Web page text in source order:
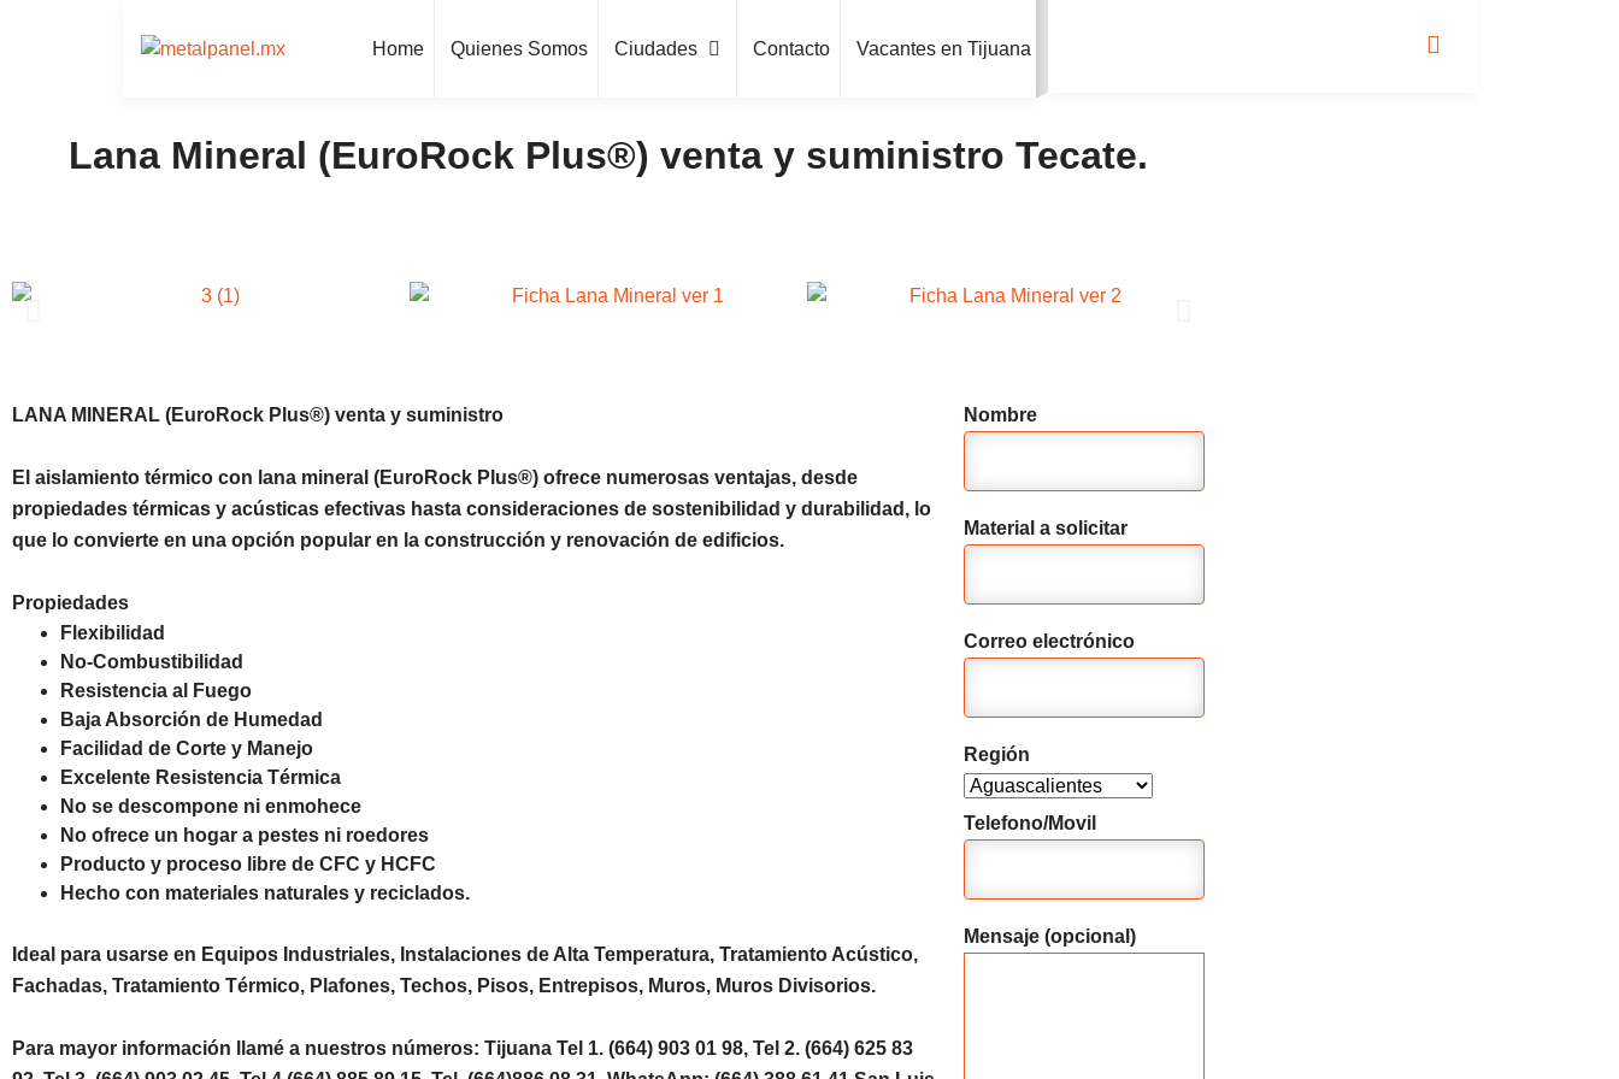
Home Quienes Somos Ciudades Contacto Vacantes en Tijuana
Lana Mineral (EuroRock Plus®) venta y suministro Tecate.
LANA MINERAL (EuroRock Plus®) venta y suministro
El aislamiento térmico con lana mineral (EuroRock Plus®) ofrece numerosas ventajas, desde
propiedades térmicas y acústicas efectivas hasta consideraciones de sostenibilidad y durabilidad, lo
que lo convierte en una opción popular en la construcción y renovación de edificios.
Propiedades
Flexibilidad
No-Combustibilidad
Resistencia al Fuego
Baja Absorción de Humedad
Facilidad de Corte y Manejo
Excelente Resistencia Térmica
No se descompone ni enmohece
No ofrece un hogar a pestes ni roedores
Producto y proceso libre de CFC y HCFC
Hecho con materiales naturales y reciclados.
Ideal para usarse en Equipos Industriales, Instalaciones de Alta Temperatura, Tratamiento Acústico,
Fachadas, Tratamiento Térmico, Plafones, Techos, Pisos, Entrepisos, Muros, Muros Divisorios.
Para mayor información llamé a nuestros números: Tijuana Tel 1. (664) 903 01 98, Tel 2. (664) 625 83
Nombre
Material a solicitar
Correo electrónico
Región
Telefono/Movil
Mensaje (opcional)